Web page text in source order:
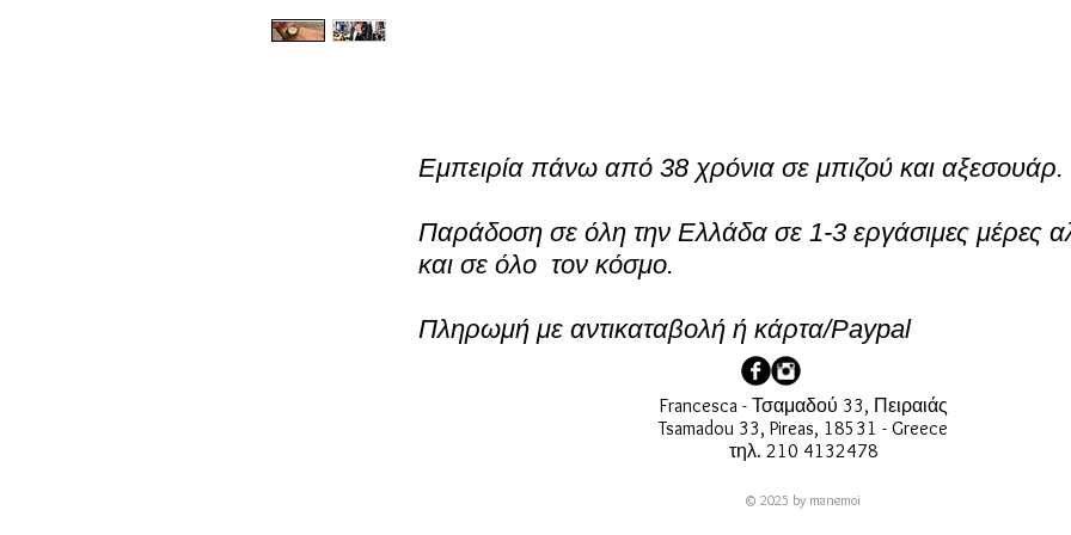
Εμπειρία πάνω από 38 χρόνια σε μπιζού και αξεσουάρ.
Παράδοση σε όλη την Ελλάδα σε 1-3 εργάσιμες μέρες
και σε όλο τον κόσμο.
Πληρωμή με αντικαταβολή ή κάρτα/Paypal
Francesca - Τσαμαδού 33, Πειραιάς
Tsamadou 33, Pireas, 18531 - Greece
τηλ. 210 4132478
© 2025 by manemoi